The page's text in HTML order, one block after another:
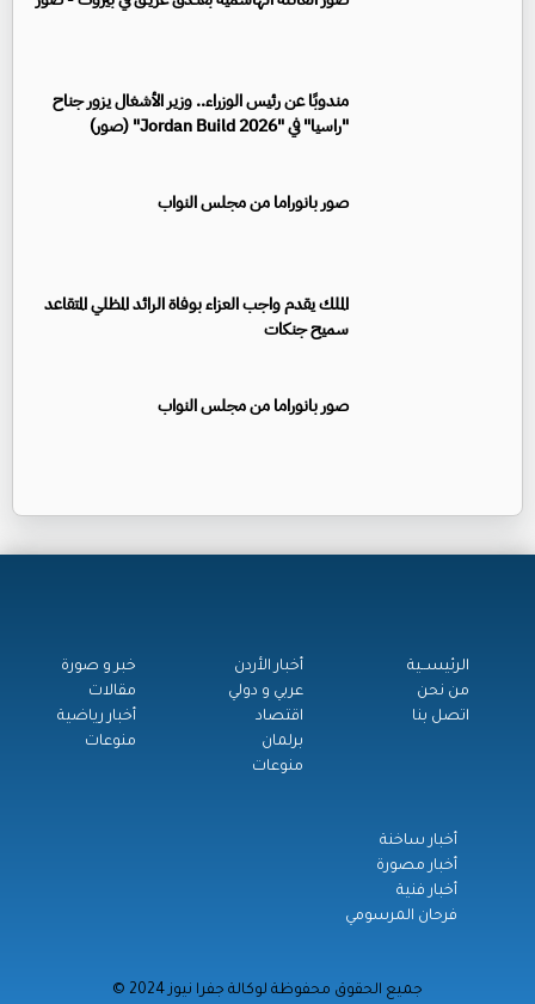
مندوبًا عن رئيس الوزراء.. وزير الأشغال يزور جناح
"راسيا" في "Jordan Build 2026" (صور)
صور بانوراما من مجلس النواب
الملك يقدم واجب العزاء بوفاة الرائد المظلي المتقاعد
سميح جنكات
صور بانوراما من مجلس النواب
الرئيســية
من نحن
اتصل بنا
أخبار الأردن
عربي و دولي
اقتصاد
برلمان
منوعات
خبر و صورة
مقالات
أخبار رياضية
منوعات
أخبار ساخنة
أخبار مصورة
أخبار فنية
فرحان المرسومي
© جميع الحقوق محفوظة لوكالة جفرا نيوز 2024